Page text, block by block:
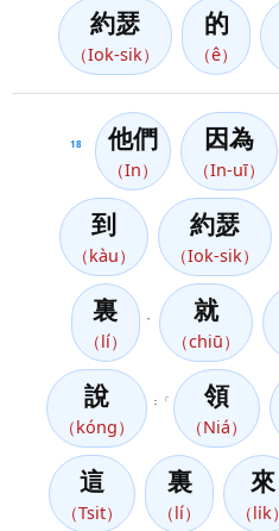
約瑟
（Iok-sik）
的
（ê）
18 他們
（In）
因為
（In-uī）
到
（kàu）
約瑟
（Iok-sik）
裏
（lí）
就
（chiū）
說
（kóng）
：「 領
（Niá）
這
（Tsit）
裏
（lí）
來
（li̍k）